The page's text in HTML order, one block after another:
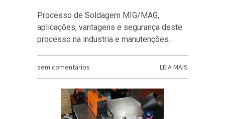
Processo de Soldagem MIG/MAG,
aplicações, vantagens e segurança deste
processo na industria e manutenções.
sem comentários LEIA MAIS